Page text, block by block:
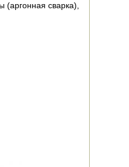
сварка),